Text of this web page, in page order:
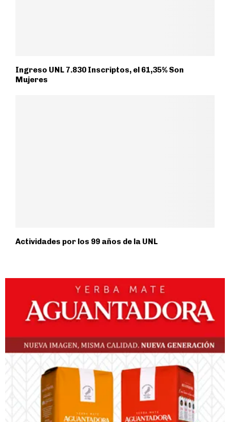
Ingreso UNL 7.830 Inscriptos, el 61,35% Son
Mujeres
Actividades por los 99 años de la UNL